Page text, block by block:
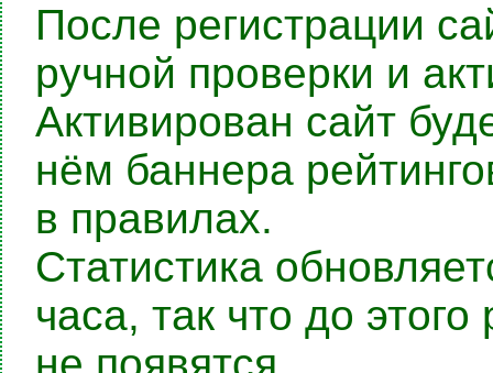
После регистрации
ручной проверки и
Активирован сайт
нём баннера
в правилах.
Статистика
часа, так что до